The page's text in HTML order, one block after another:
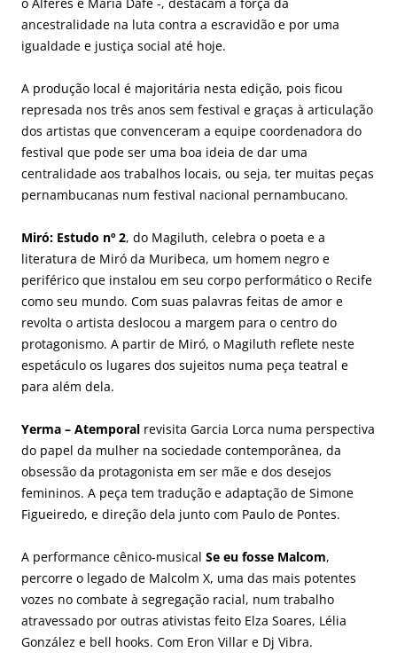
ancestralidade na luta contra a escravidão e por uma
igualdade e justiça social até hoje.
A produção local é majoritária nesta edição, pois ficou
represada nos três anos sem festival e graças à articulação
dos artistas que convenceram a equipe coordenadora do
festival que pode ser uma boa ideia de dar uma
centralidade aos trabalhos locais, ou seja, ter muitas peças
pernambucanas num festival nacional pernambucano.
Miró: Estudo nº 2, do Magiluth, celebra o poeta e a
literatura de Miró da Muribeca, um homem negro e
periférico que instalou em seu corpo performático o Recife
como seu mundo. Com suas palavras feitas de amor e
revolta o artista deslocou a margem para o centro do
protagonismo. A partir de Miró, o Magiluth reflete neste
espetáculo os lugares dos sujeitos numa peça teatral e
para além dela.
Yerma – Atemporal revisita Garcia Lorca numa perspectiva
do papel da mulher na sociedade contemporânea, da
obsessão da protagonista em ser mãe e dos desejos
femininos. A peça tem tradução e adaptação de Simone
Figueiredo, e direção dela junto com Paulo de Pontes.
A performance cênico-musical Se eu fosse Malcom,
percorre o legado de Malcolm X, uma das mais potentes
vozes no combate à segregação racial, num trabalho
atravessado por outras ativistas feito Elza Soares, Lélia
González e bell hooks. Com Eron Villar e Dj Vibra.